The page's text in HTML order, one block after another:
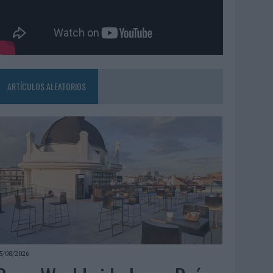
ARTÍCULOS ALEATORIOS
08/2026